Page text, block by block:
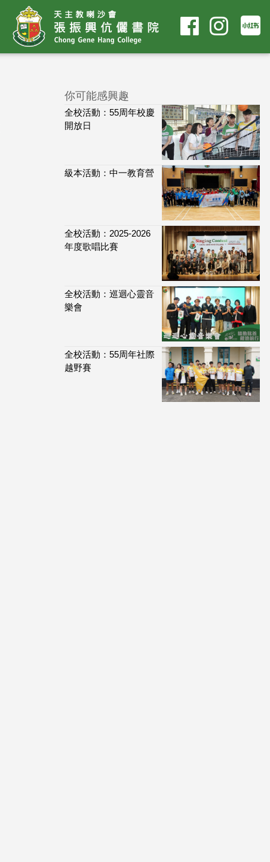
你可能感興趣
全校活動：55周年校慶
開放日
級本活動：中一教育營
全校活動：2025-2026
年度歌唱比賽
全校活動：巡迴心靈音
樂會
全校活動：55周年社際
越野賽